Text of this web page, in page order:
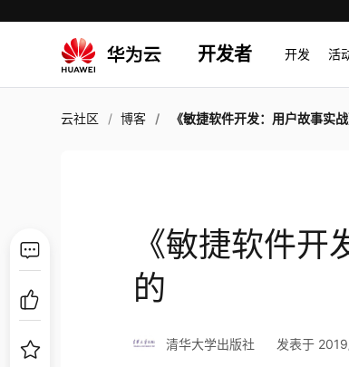
开发者 开发 活
云社区 博客 《敏捷软件开发：用户故事实
《敏捷软件
的
清华大学出版社 发表于